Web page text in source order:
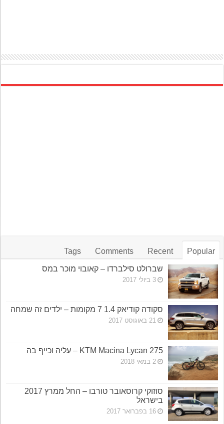
Popular
Recent
Comments
Tags
שברולט סילברדו – קאובוי מוכר במס
3 ביולי 2017
סקודה קודיאק 1.4 7 מקומות – ילדים זה שמחה
21 באוגוסט 2017
KTM Macina Lycan 275 – עליה וכייף בה
2 במאי 2018
סוזוקי קרוסאובר טורבו – החל ממרץ 2017
בישראל
16 בפברואר 2017